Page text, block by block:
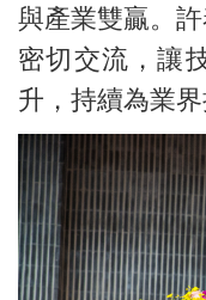
與產業雙贏。
密切交流，讓
升，持續為業界